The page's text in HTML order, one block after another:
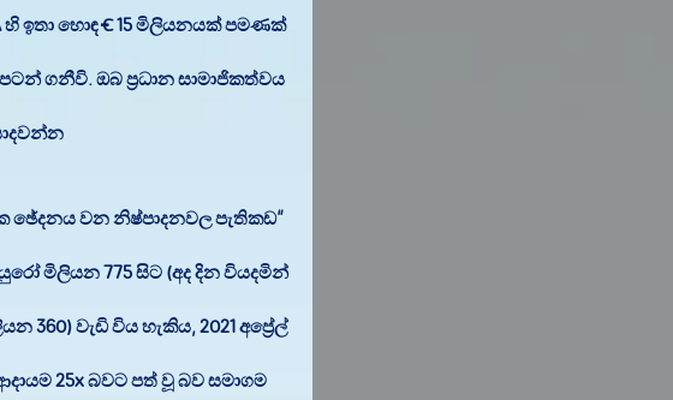
හි ඉතා හොඳ € 15 මිලියනයක් පමණක්
ගනීවි. ඔබ ප්‍රධාන සාමාජිකත්වය
ඡේදනය වන නිෂ්පාදනවල පැතිකඩ
මිලියන 775 සිට (අද දින වියදමින්
වැඩි විය හැකිය, 2021 අප්‍රේල්
25x බවට පත් වූ බව සමාගම